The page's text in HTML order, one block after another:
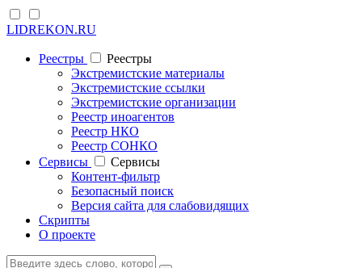
LIDREKON.RU
Реестры
Реестры
Экстремистские материалы
Экстремистские ссылки
Экстремистские организации
Реестр иноагентов
Реестр НКО
Реестр СОНКО
Cервисы
Cервисы
Контент-фильтр
Безопасный поиск
Версия сайта для слабовидящих
Скрипты
О проекте